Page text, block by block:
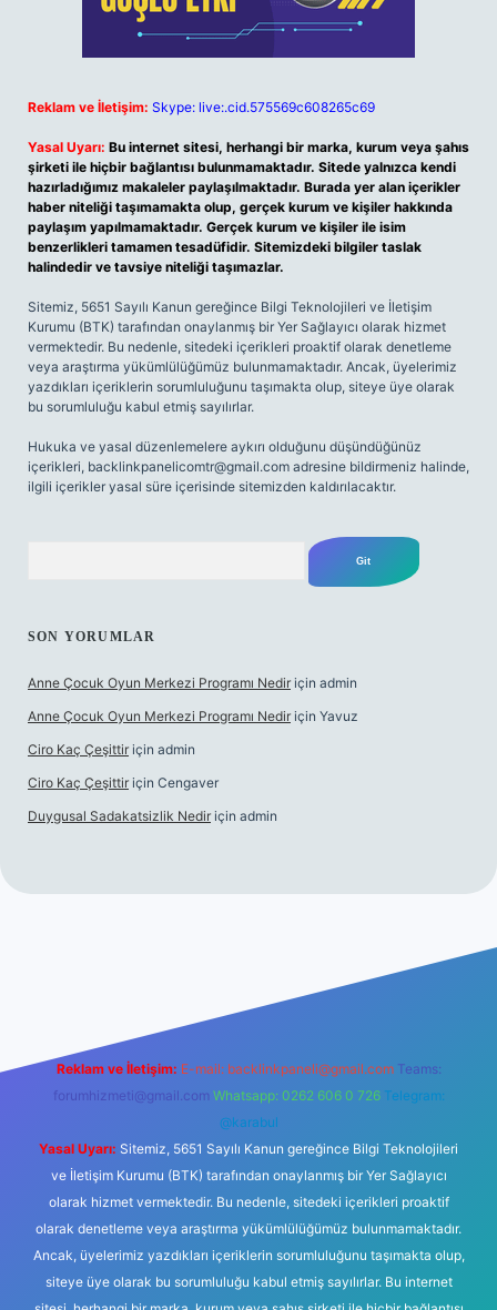
Reklam ve İletişim: Skype: live:.cid.575569c608265c69
Yasal Uyarı: Bu internet sitesi, herhangi bir marka, kurum veya şahıs
şirketi ile hiçbir bağlantısı bulunmamaktadır. Sitede yalnızca kendi
hazırladığımız makaleler paylaşılmaktadır. Burada yer alan içerikler
haber niteliği taşımamakta olup, gerçek kurum ve kişiler hakkında
paylaşım yapılmamaktadır. Gerçek kurum ve kişiler ile isim
benzerlikleri tamamen tesadüfidir. Sitemizdeki bilgiler taslak
halindedir ve tavsiye niteliği taşımazlar.
Sitemiz, 5651 Sayılı Kanun gereğince Bilgi Teknolojileri ve İletişim
Kurumu (BTK) tarafından onaylanmış bir Yer Sağlayıcı olarak hizmet
vermektedir. Bu nedenle, sitedeki içerikleri proaktif olarak denetleme
veya araştırma yükümlülüğümüz bulunmamaktadır. Ancak, üyelerimiz
yazdıkları içeriklerin sorumluluğunu taşımakta olup, siteye üye olarak
bu sorumluluğu kabul etmiş sayılırlar.
Hukuka ve yasal düzenlemelere aykırı olduğunu düşündüğünüz
içerikleri, backlinkpanelicomtr@gmail.com adresine bildirmeniz halinde,
ilgili içerikler yasal süre içerisinde sitemizden kaldırılacaktır.
SON YORUMLAR
Anne Çocuk Oyun Merkezi Programı Nedir için admin
Anne Çocuk Oyun Merkezi Programı Nedir için Yavuz
Ciro Kaç Çeşittir için admin
Ciro Kaç Çeşittir için Cengaver
Duygusal Sadakatsizlik Nedir için admin
Reklam ve İletişim: E-mail: backlinkpaneli@gmail.com Teams:
forumhizmeti@gmail.com Whatsapp: 0262 606 0 726 Telegram:
@karabul
Yasal Uyarı: Sitemiz, 5651 Sayılı Kanun gereğince Bilgi Teknolojileri
ve İletişim Kurumu (BTK) tarafından onaylanmış bir Yer Sağlayıcı
olarak hizmet vermektedir. Bu nedenle, sitedeki içerikleri proaktif
olarak denetleme veya araştırma yükümlülüğümüz bulunmamaktadır.
Ancak, üyelerimiz yazdıkları içeriklerin sorumluluğunu taşımakta olup,
siteye üye olarak bu sorumluluğu kabul etmiş sayılırlar. Bu internet